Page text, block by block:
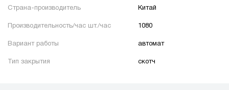
Страна-производитель Китай
Производительность/час шт./час 1080
Вариант работы автомат
Тип закрытия скотч